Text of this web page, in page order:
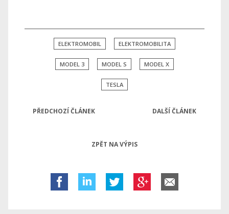
ELEKTROMOBIL ELEKTROMOBILITA
MODEL 3 MODEL S MODEL X
TESLA
PŘEDCHOZÍ ČLÁNEK DALŠÍ ČLÁNEK
ZPĚT NA VÝPIS